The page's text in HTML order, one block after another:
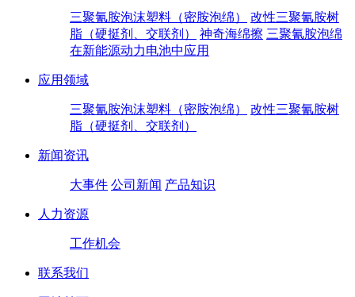
三聚氰胺泡沫塑料（密胺泡绵）
改性三聚氰胺树
脂（硬挺剂、交联剂）
神奇海绵擦 三聚氰胺泡绵
在新能源动力电池中应用
应用领域
三聚氰胺泡沫塑料（密胺泡绵）
改性三聚氰胺树
脂（硬挺剂、交联剂）
新闻资讯
大事件 公司新闻 产品知识
人力资源
工作机会
联系我们